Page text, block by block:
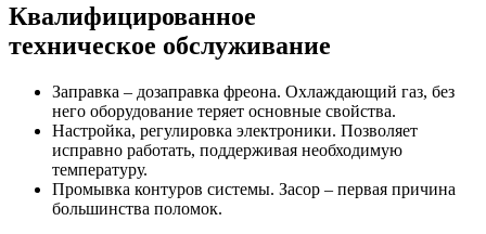
Квалифицированное
техническое обслуживание
Заправка – дозаправка фреона. Охлаждающий газ, без
него оборудование теряет основные свойства.
Настройка, регулировка электроники. Позволяет
исправно работать, поддерживая необходимую
температуру.
Промывка контуров системы. Засор – первая причина
большинства поломок.